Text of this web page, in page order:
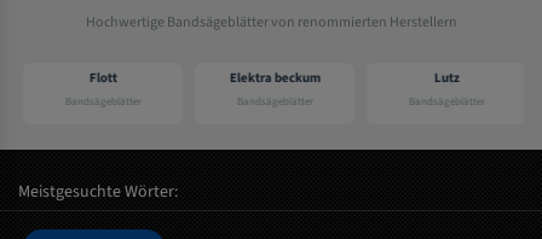
Hochwertige Bandsägeblätter von renommierten Herstellern
Flott
Bandsägeblätter
Elektra beckum
Bandsägeblätter
Lutz
Bandsägeblätter
Meistgesuchte Wörter: